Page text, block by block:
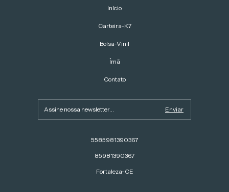
Início
Carteira-K7
Bolsa-Vinil
Ímã
Contato
5585981390367
85981390367
Fortaleza-CE